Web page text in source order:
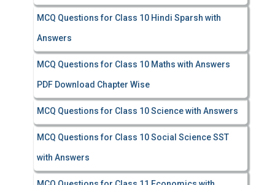
MCQ Questions for Class 10 Hindi Sparsh with
Answers
MCQ Questions for Class 10 Maths with Answers
PDF Download Chapter Wise
MCQ Questions for Class 10 Science with Answers
MCQ Questions for Class 10 Social Science SST
with Answers